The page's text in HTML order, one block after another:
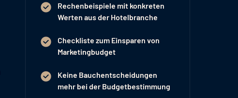
Rechenbeispiele mit konkreten
Werten aus der Hotelbranche
Checkliste zum Einsparen von
Marketingbudget
Keine Bauchentscheidungen
mehr bei der Budgetbestimmung